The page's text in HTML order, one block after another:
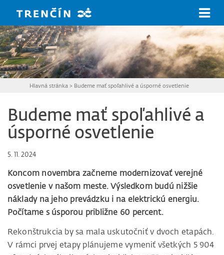
Hlavná stránka > Budeme mať spoľahlivé a úsporné osvetlenie
Budeme mať spoľahlivé a
úsporné osvetlenie
5. 11. 2024
Koncom novembra začneme modernizovať verejné
osvetlenie v našom meste. Výsledkom budú nižšie
náklady na jeho prevádzku i na elektrickú energiu.
Počítame s úsporou približne 60 percent.
Rekonštrukcia by sa mala uskutočniť v dvoch etapách.
V rámci prvej etapy plánujeme vymeniť všetkých 5 904